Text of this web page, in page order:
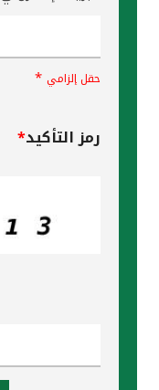
حقل إلزامي *
رمز التأكيد*